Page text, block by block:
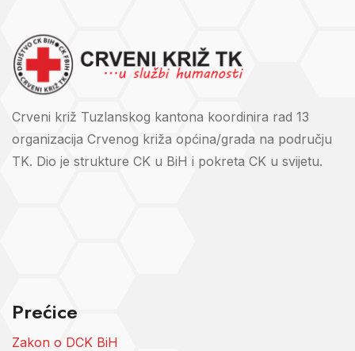
Crveni križ Tuzlanskog kantona koordinira rad 13
organizacija Crvenog križa općina/grada na području
TK. Dio je strukture CK u BiH i pokreta CK u svijetu.
Prećice
Zakon o DCK BiH